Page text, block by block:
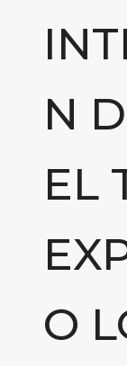
N
EL
O